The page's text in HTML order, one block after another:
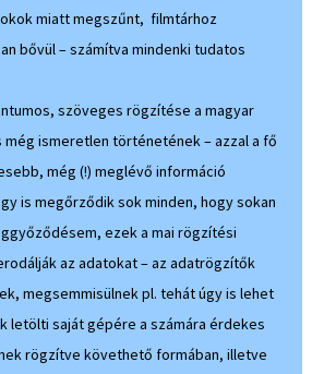
miatt megszűnt, filmtárhoz
bővül – számítva mindenki tudatos
szöveges rögzítése a magyar
ismeretlen történetének – azzal a fő
még (!) meglévő információ
is megőrződik sok minden, hogy sokan
ezek a mai rögzítési
az adatokat – az adatrögzítők
megsemmisülnek pl. tehát úgy is lehet
letölti saját gépére a számára érdekes
rögzítve követhető formában, illetve